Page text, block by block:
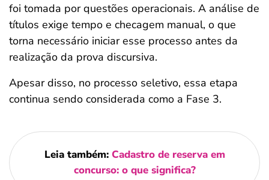
foi tomada por questões operacionais. A análise de
títulos exige tempo e checagem manual, o que
torna necessário iniciar esse processo antes da
realização da prova discursiva.
Apesar disso, no processo seletivo, essa etapa
continua sendo considerada como a Fase 3.
Leia também: Cadastro de reserva em
concurso: o que significa?